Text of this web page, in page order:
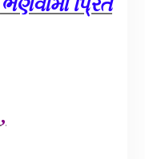
ભણવામા પ્રિત
,